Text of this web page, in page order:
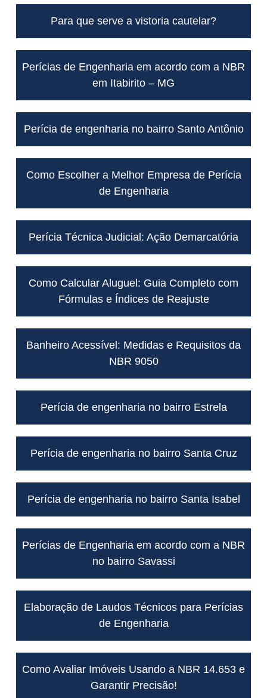
Para que serve a vistoria cautelar?
Perícias de Engenharia em acordo com a NBR
em Itabirito – MG
Perícia de engenharia no bairro Santo Antônio
Como Escolher a Melhor Empresa de Perícia
de Engenharia
Perícia Técnica Judicial: Ação Demarcatória
Como Calcular Aluguel: Guia Completo com
Fórmulas e Índices de Reajuste
Banheiro Acessível: Medidas e Requisitos da
NBR 9050
Perícia de engenharia no bairro Estrela
Perícia de engenharia no bairro Santa Cruz
Perícia de engenharia no bairro Santa Isabel
Perícias de Engenharia em acordo com a NBR
no bairro Savassi
Elaboração de Laudos Técnicos para Perícias
de Engenharia
Como Avaliar Imóveis Usando a NBR 14.653 e
Garantir Precisão!